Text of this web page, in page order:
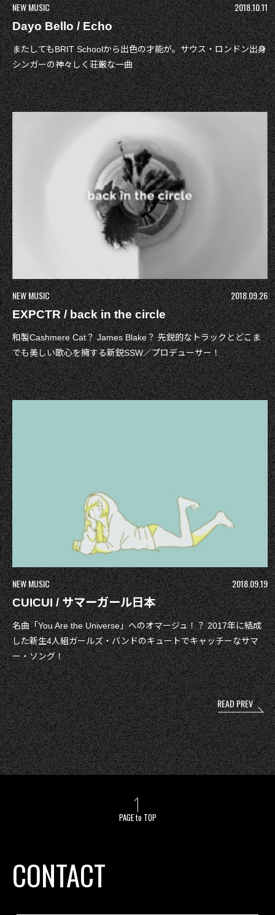
NEW MUSIC
2018.10.11
Dayo Bello / Echo
またしてもBRIT Schoolから出色の才能が。サウス・ロンドン出身
シンガーの神々しく荘厳な一曲
NEW MUSIC
2018.09.26
EXPCTR / back in the circle
和製Cashmere Cat？ James Blake？ 先鋭的なトラックとどこま
でも美しい歌心を擁する新鋭SSW／プロデューサー！
NEW MUSIC
2018.09.19
CUICUI / サマーガール日本
名曲「You Are the Universe」へのオマージュ！？ 2017年に結成
した新生4人組ガールズ・バンドのキュートでキャッチーなサマ
ー・ソング！
投
稿
ナ
ビ
ゲ
ー
シ
ョ
ン
READ PREV
PAGE to TOP
CONTACT